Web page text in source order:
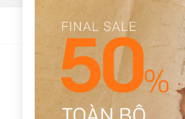
MÔ TẢ THÔNG TIN BỔ